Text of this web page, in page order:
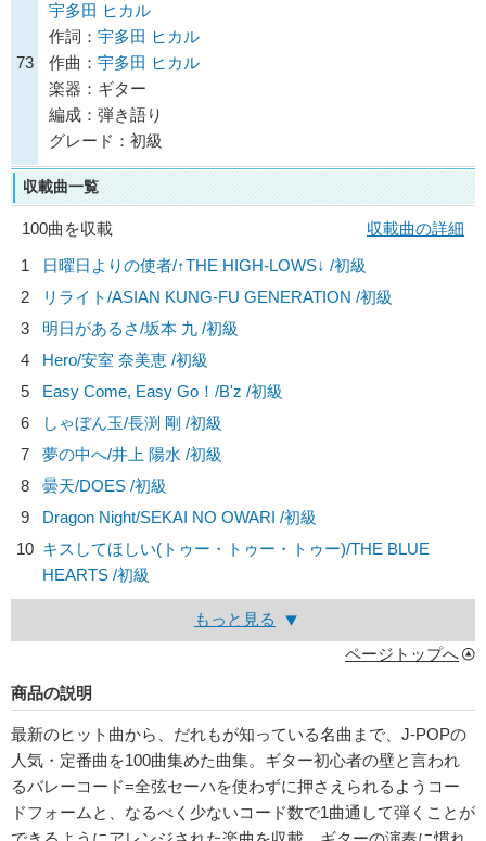
73
宇多田 ヒカル
作詞： 宇多田 ヒカル
作曲： 宇多田 ヒカル
楽器：ギター
編成：弾き語り
グレード：初級
収載曲一覧
100曲を収載
収載曲の詳細
1
日曜日よりの使者/↑THE HIGH-LOWS↓ /初級
2
リライト/ASIAN KUNG-FU GENERATION /初級
3
明日があるさ/坂本 九 /初級
4
Hero/安室 奈美恵 /初級
5
Easy Come, Easy Go！/B'z /初級
6
しゃぼん玉/長渕 剛 /初級
7
夢の中へ/井上 陽水 /初級
8
曇天/DOES /初級
9
Dragon Night/SEKAI NO OWARI /初級
10 キスしてほしい(トゥー・トゥー・トゥー)/THE BLUE
HEARTS /初級
もっと見る
ページトップへ
商品の説明
最新のヒット曲から、だれもが知っている名曲まで、J-POPの
人気・定番曲を100曲集めた曲集。ギター初心者の壁と言われ
るバレーコード=全弦セーハを使わずに押さえられるようコー
ドフォームと、なるべく少ないコード数で1曲通して弾くことが